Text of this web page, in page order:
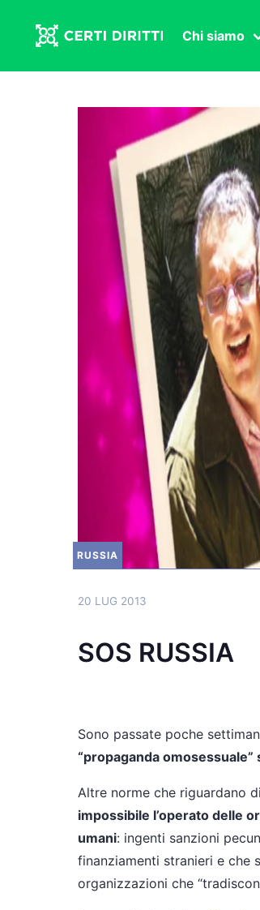
Chi siamo
Organi in
Congressi
RUSSIA
20 LUG 2013
SOS RUSSIA
Sono passate poche
“propaganda
Altre norme che riguardano
impossibile l’operato delle
umani: ingenti sanzioni
finanziamenti stranieri e che
organizzazioni che